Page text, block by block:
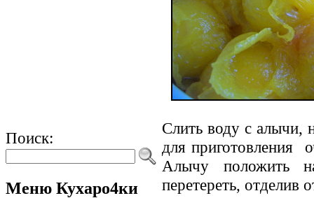
Поиск:
Меню Кухаро4ки
Слить воду с алычи,
для приготовления
Алычу положить
перетереть, отделив